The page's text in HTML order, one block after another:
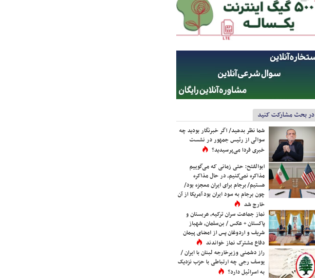
در بحث مشارکت کنید
شما نظر بدهید/ اگر خبرنگار بودید چه
سوالی از رئیس جمهور در نشست
خبری فردا می‌پرسیدید؟
ابوالفتح: حتی زمانی که می‌گوییم
مذاکره نمی‌کنیم، در حال مذاکره
هستیم/ برجام برای ایران معجزه بود/
چون برجام به سود ایران بود آمریکا از آن
خارج شد
نماز جماعت سران ترکیه، عربستان و
پاکستان + عکس / بن‌سلمان، شهباز
شریف و اردوغان پس از امضای پیمان
دفاع مشترک نماز خواندند
راز دشمنی وزیرخارجه لبنان با ایران /
یوسف رجی چه ارتباطی با حزب نزدیک
به اسرائیل دارد؟